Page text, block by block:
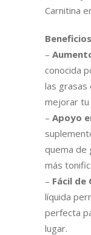
Carnitina
–
conocida
las grasas
mejorar tu
– Apoyo
quema de
más
– Fácil de
líquida
perfecta
lugar.